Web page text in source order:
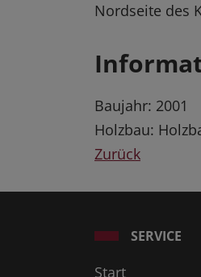
Nordseite des
Baujahr: 2001
Holzbau:
Zurück
SERVICE
Start